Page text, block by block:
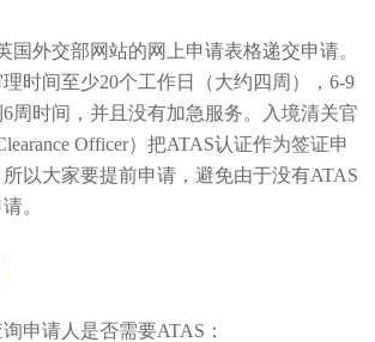
国外交部网站的网上申请表格递交申请。
时间至少20个工作日
（大约四周），6-9
周时间 ，并且没有加急服务。入境清关官
Officer） 把ATAS认证作为签证申
以大家要提前申请，避免由于没有ATAS
。
申请人是否需要ATAS：